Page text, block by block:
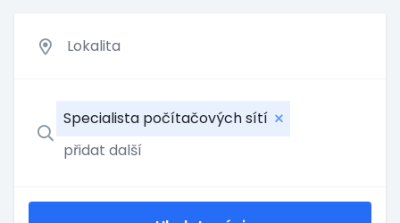
Specialista počítačových sítí